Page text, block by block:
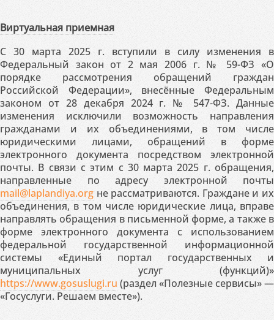
Виртуальная приемная
С 30 марта 2025 г. вступили в силу изменения в
Федеральный закон от 2 мая 2006 г. № 59-ФЗ «О
порядке рассмотрения обращений граждан
Российской Федерации», внесённые Федеральным
законом от 28 декабря 2024 г. № 547-ФЗ. Данные
изменения исключили возможность направления
гражданами и их объединениями, в том числе
юридическими лицами, обращений в форме
электронного документа посредством электронной
почты. В связи с этим с 30 марта 2025 г. обращения,
направленные по адресу электронной почты
mail@laplandiya.org не рассматриваются. Граждане и их
объединения, в том числе юридические лица, вправе
направлять обращения в письменной форме, а также в
форме электронного документа с использованием
федеральной государственной информационной
системы «Единый портал государственных и
муниципальных услуг (функций)»
https://www.gosuslugi.ru (раздел «Полезные сервисы» —
«Госуслуги. Решаем вместе»).